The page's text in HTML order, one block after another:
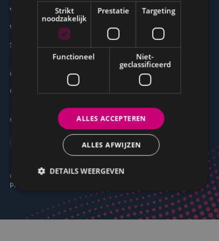
Vacatures
Werkgevers
Studenten
Over ons
Onze Kantoren
Contact
© 2022 – Human Supports SA – BE 0889.448.329 |
Privacy Policy
Strikt
noodzakelijk
Prestatie Targeting
Functioneel
Niet-
geclassificeerd
ALLES ACCEPTEREN
ALLES AFWIJZEN
DETAILS WEERGEVEN